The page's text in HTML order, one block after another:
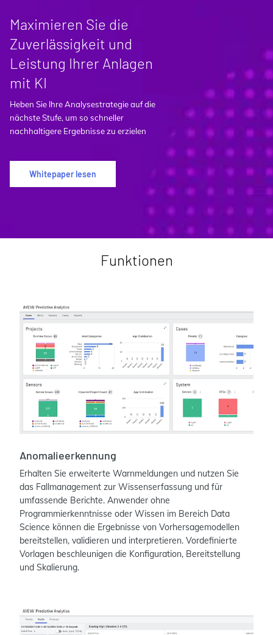
Maximieren Sie die
Zuverlässigkeit und
Leistung Ihrer Anlagen
mit KI
Heben Sie Ihre Analysestrategie auf die
nächste Stufe, um so schneller
nachhaltigere Ergebnisse zu erzielen
Whitepaper lesen
Funktionen
Anomalieerkennung
Erhalten Sie erweiterte Warnmeldungen und nutzen Sie
das Fallmanagement zur Wissenserfassung und für
umfassende Berichte. Anwender ohne
Programmierkenntnisse oder Wissen im Bereich Data
Science können die Ergebnisse von Vorhersagemodellen
bereitstellen, validieren und interpretieren. Vordefinierte
Vorlagen beschleunigen die Konfiguration, Bereitstellung
und Skalierung.